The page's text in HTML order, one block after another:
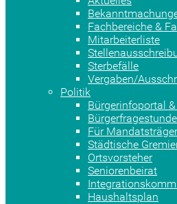
Fachbereiche &
Mitarbeiterliste
Sterbefälle
Vergaben/
Politik
Bürgerinfoportal
Bürgerfragestunde
Für Mandatsträger
Städtische
Ortsvorsteher
Seniorenbeirat
Haushaltsplan